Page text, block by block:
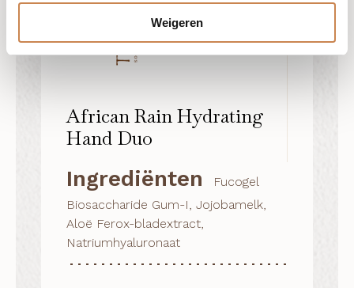
Weigeren
African Rain Hydrating
Hand Duo
Ingrediënten
Fucogel
Biosaccharide Gum-I, Jojobamelk,
Aloë Ferox-bladextract,
Natriumhyaluronaat